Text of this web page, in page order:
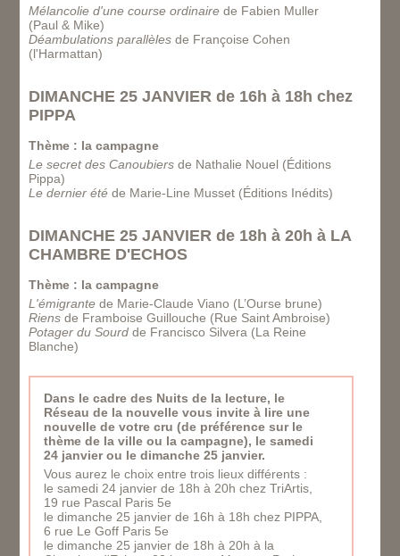
Mélancolie d'une course ordinaire de Fabien Muller
(Paul & Mike)
Déambulations parallèles de Françoise Cohen
(l'Harmattan)
DIMANCHE 25 JANVIER de 16h à 18h chez
PIPPA
Thème : la campagne
Le secret des Canoubiers de Nathalie Nouel (Éditions
Pippa)
Le dernier été de Marie-Line Musset (Éditions Inédits)
DIMANCHE 25 JANVIER de 18h à 20h à LA
CHAMBRE D'ECHOS
Thème : la campagne
L'émigrante de Marie-Claude Viano (L’Ourse brune)
Riens de Framboise Guillouche (Rue Saint Ambroise)
Potager du Sourd de Francisco Silvera (La Reine
Blanche)
Dans le cadre des Nuits de la lecture, le
Réseau de la nouvelle vous invite à lire une
nouvelle de votre cru (de préférence sur le
thème de la ville ou la campagne), le samedi
24 janvier ou le dimanche 25 janvier.
Vous aurez le choix entre trois lieux différents :
le samedi 24 janvier de 18h à 20h chez TriArtis,
19 rue Pascal Paris 5e
le dimanche 25 janvier de 16h à 18h chez PIPPA,
6 rue Le Goff Paris 5e
le dimanche 25 janvier de 18h à 20h à la